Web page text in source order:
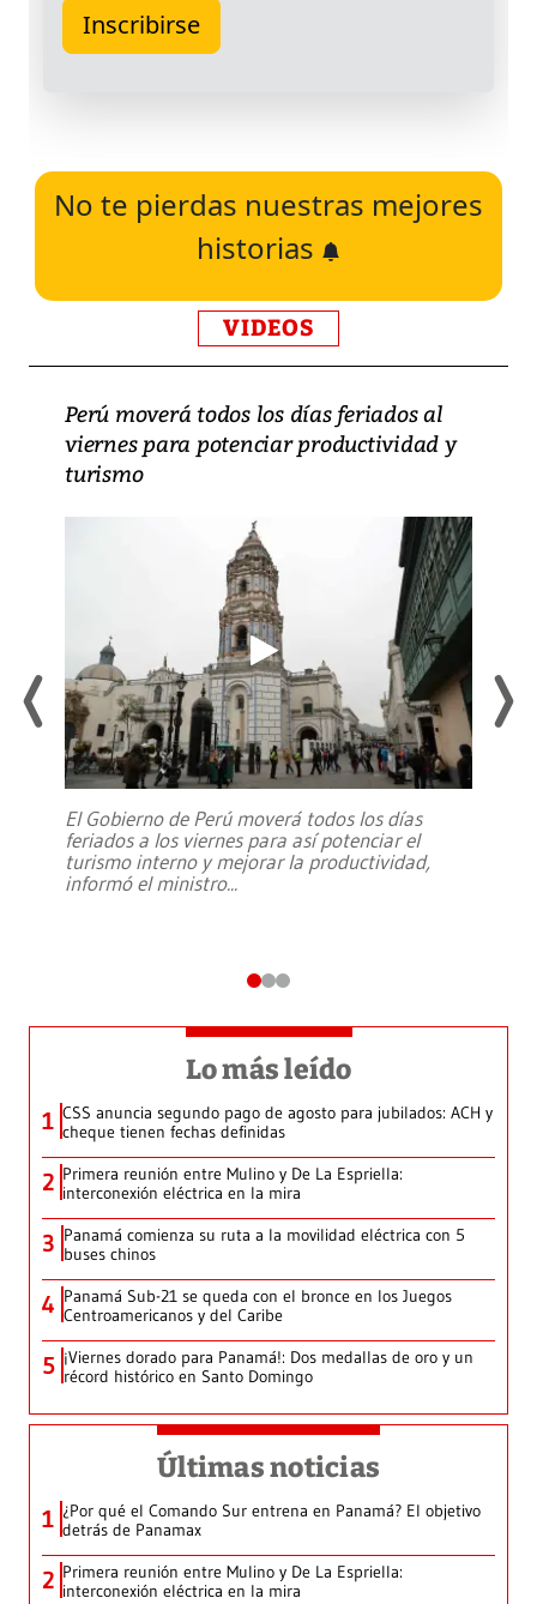
No te pierdas nuestras mejores
historias
VIDEOS
Perú moverá todos los días feriados al
viernes para potenciar productividad y
turismo
El Gobierno de Perú moverá todos los días
feriados a los viernes para así potenciar el
turismo interno y mejorar la productividad,
informó el ministro...
Lo más leído
1 CSS anuncia segundo pago de agosto para jubilados: ACH y
cheque tienen fechas definidas
2 Primera reunión entre Mulino y De La Espriella:
interconexión eléctrica en la mira
3 Panamá comienza su ruta a la movilidad eléctrica con 5
buses chinos
4 Panamá Sub-21 se queda con el bronce en los Juegos
Centroamericanos y del Caribe
5 ¡Viernes dorado para Panamá!: Dos medallas de oro y un
récord histórico en Santo Domingo
Últimas noticias
1 ¿Por qué el Comando Sur entrena en Panamá? El objetivo
detrás de Panamax
2 Primera reunión entre Mulino y De La Espriella:
interconexión eléctrica en la mira